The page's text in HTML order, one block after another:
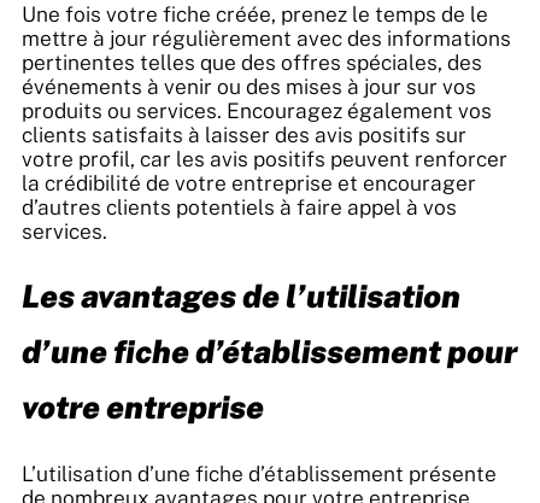
Une fois votre fiche créée, prenez le temps de le
mettre à jour régulièrement avec des informations
pertinentes telles que des offres spéciales, des
événements à venir ou des mises à jour sur vos
produits ou services. Encouragez également vos
clients satisfaits à laisser des avis positifs sur
votre profil, car les avis positifs peuvent renforcer
la crédibilité de votre entreprise et encourager
d’autres clients potentiels à faire appel à vos
services.
Les avantages de l’utilisation
d’une fiche d’établissement pour
votre entreprise
L’utilisation d’une fiche d’établissement présente
de nombreux avantages pour votre entreprise.